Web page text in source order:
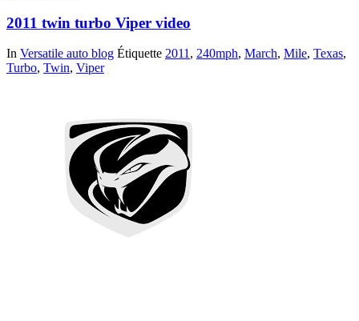
2011 twin turbo Viper video
In Versatile auto blog Étiquette 2011 , 240mph, March, Mile, Texas,
Turbo, Twin, Viper